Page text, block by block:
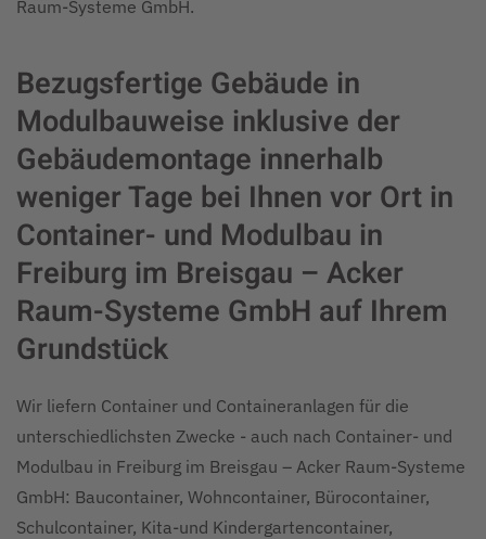
Raum-Systeme GmbH.
Bezugsfertige Gebäude in
Modulbauweise inklusive der
Gebäudemontage innerhalb
weniger Tage bei Ihnen vor Ort in
Container- und Modulbau in
Freiburg im Breisgau – Acker
Raum-Systeme GmbH auf Ihrem
Grundstück
Wir liefern Container und Containeranlagen für die
unterschiedlichsten Zwecke - auch nach Container- und
Modulbau in Freiburg im Breisgau – Acker Raum-Systeme
GmbH: Baucontainer, Wohncontainer, Bürocontainer,
Schulcontainer, Kita-und Kindergartencontainer,